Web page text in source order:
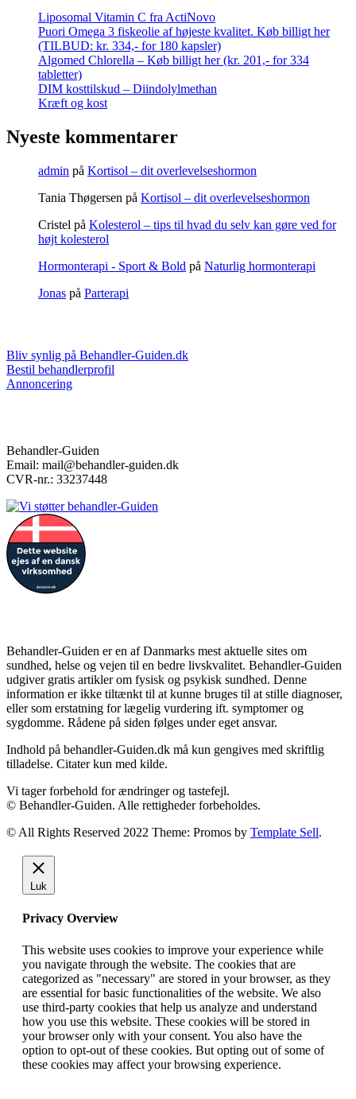
Liposomal Vitamin C fra ActiNovo
Puori Omega 3 fiskeolie af højeste kvalitet. Køb billigt her
(TILBUD: kr. 334,- for 180 kapsler)
Algomed Chlorella – Køb billigt her (kr. 201,- for 334
tabletter)
DIM kosttilskud – Diindolylmethan
Kræft og kost
Nyeste kommentarer
admin på Kortisol – dit overlevelseshormon
Tania Thøgersen på Kortisol – dit overlevelseshormon
Cristel på Kolesterol – tips til hvad du selv kan gøre ved for
højt kolesterol
Hormonterapi - Sport & Bold på Naturlig hormonterapi
Jonas på Parterapi
Bliv synlig på Behandler-Guiden.dk
Bestil behandlerprofil
Annoncering
Behandler-Guiden
Email: mail@behandler-guiden.dk
CVR-nr.: 33237448
Behandler-Guiden er en af Danmarks mest aktuelle sites om
sundhed, helse og vejen til en bedre livskvalitet. Behandler-Guiden
udgiver gratis artikler om fysisk og psykisk sundhed. Denne
information er ikke tiltænkt til at kunne bruges til at stille diagnoser,
eller som erstatning for lægelig vurdering ift. symptomer og
sygdomme. Rådene på siden følges under eget ansvar.
Indhold på behandler-Guiden.dk må kun gengives med skriftlig
tilladelse. Citater kun med kilde.
Vi tager forbehold for ændringer og tastefejl.
© Behandler-Guiden. Alle rettigheder forbeholdes.
© All Rights Reserved 2022 Theme: Promos by Template Sell.
Luk
Privacy Overview
This website uses cookies to improve your experience while
you navigate through the website. The cookies that are
categorized as "necessary" are stored in your browser, as they
are essential for basic functionalities of the website. We also
use third-party cookies that help us analyze and understand
how you use this website. These cookies will be stored in
your browser only with your consent. You also have the
option to opt-out of these cookies. But opting out of some of
these cookies may affect your browsing experience.